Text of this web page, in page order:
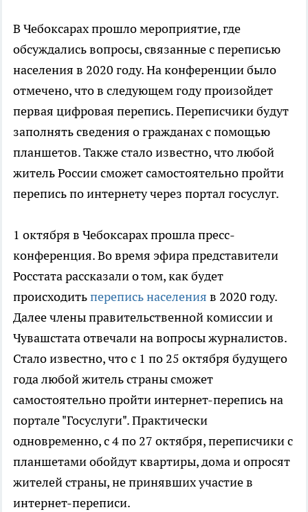
В Чебоксарах прошло мероприятие, где
обсуждались вопросы, связанные с переписью
населения в 2020 году. На конференции было
отмечено, что в следующем году произойдет
первая цифровая перепись. Переписчики будут
заполнять сведения о гражданах с помощью
планшетов. Также стало известно, что любой
житель России сможет самостоятельно пройти
перепись по интернету через портал госуслуг.
1 октября в Чебоксарах прошла пресс-
конференция. Во время эфира представители
Росстата рассказали о том, как будет
происходитьперепись населения в 2020 году.
Далее члены правительственной комиссии и
Чувашстата отвечали на вопросы журналистов.
Стало известно, что с 1 по 25 октября будущего
года любой житель страны сможет
самостоятельно пройти интернет-перепись на
портале "Госуслуги". Практически
одновременно, с 4 по 27 октября, переписчики с
планшетами обойдут квартиры, дома и опросят
жителей страны, не принявших участие в
интернет-переписи.